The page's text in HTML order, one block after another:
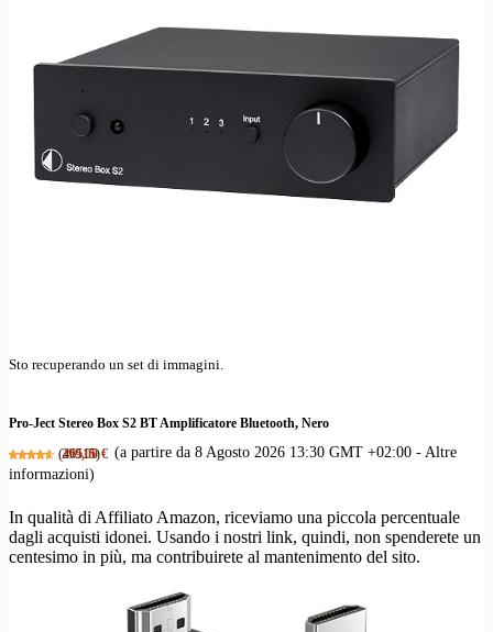
Sto recuperando un set di immagini.
Pro-Ject Stereo Box S2 BT Amplificatore Bluetooth, Nero
(46515)
299,00 € (a partire da 8 Agosto 2026 13:30 GMT +02:00 -Altre
informazioni)
In qualità di Affiliato Amazon, riceviamo una piccola percentuale
dagli acquisti idonei. Usando i nostri link, quindi, non spenderete un
centesimo in più, ma contribuirete al mantenimento del sito.